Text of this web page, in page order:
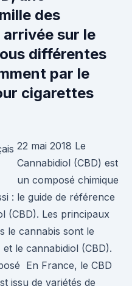
des
sur le
différentes
par le
cigarettes
22 mai 2018 Le
Cannabidiol (CBD) est
un composé chimique
: le guide de référence
(CBD). Les principaux
le cannabis sont le
le cannabidiol (CBD).
En France, le CBD
issu de variétés de